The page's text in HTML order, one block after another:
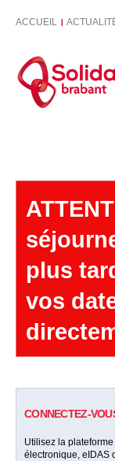
ACCUEIL
plus
vos
CONNECTEZ-
Utilisez la
électronique, eIDAS